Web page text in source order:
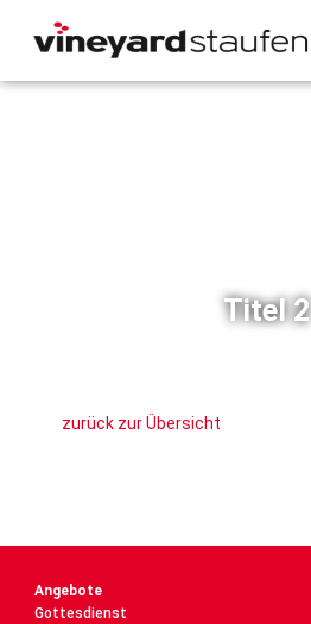
Titel 2
zurück zur Übersicht
Angebote
Gottesdienst